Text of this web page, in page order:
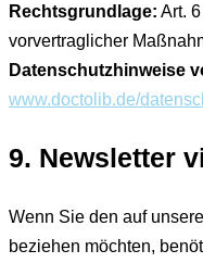
Rechtsgrundlage: Art.
vorvertraglicher
Datenschutzhinweise
www.doctolib.de/
9. Newsletter
Wenn Sie den auf
beziehen möchten,